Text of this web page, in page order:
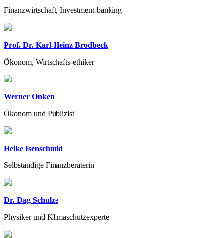
Finanzwirtschaft, Investment-banking
Prof. Dr. Karl-Heinz Brodbeck
Ökonom, Wirtschafts-ethiker
Werner Onken
Ökonom und Publizist
Heike Isenschmid
Selbständige Finanzberaterin
Dr. Dag Schulze
Physiker und Klimaschutzexperte